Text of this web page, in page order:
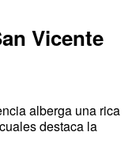
Vicente
alberga una rica
destaca la